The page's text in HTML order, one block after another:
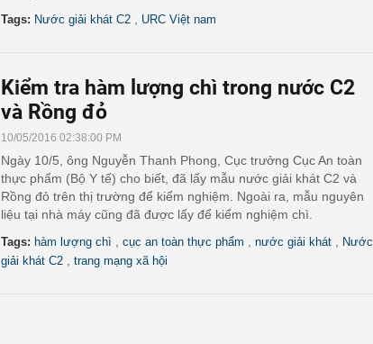
Tags: Nước giải khát C2 URC Việt nam
Kiểm tra hàm lượng chì trong nước C2
và Rồng đỏ
10/05/2016 02:38:00 PM
Ngày 10/5, ông Nguyễn Thanh Phong, Cục trưởng Cục An toàn
thực phẩm (Bộ Y tế) cho biết, đã lấy mẫu nước giải khát C2 và
Rồng đỏ trên thị trường để kiểm nghiệm. Ngoài ra, mẫu nguyên
liệu tại nhà máy cũng đã được lấy để kiểm nghiệm chì.
Tags: hàm lượng chì cục an toàn thực phẩm nước giải khát
Nước
giải khát C2
trang mạng xã hội